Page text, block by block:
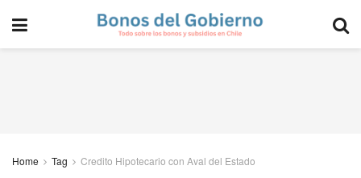
Home Tag Credito Hipotecario con Aval del Estado